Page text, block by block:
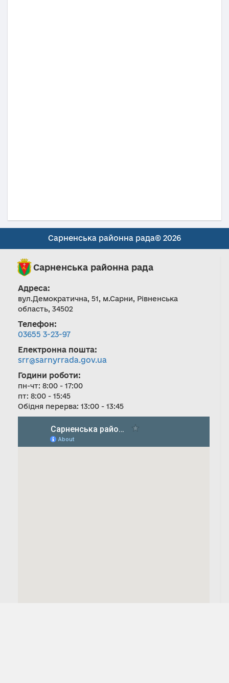
Сарненська районна рада© 2026
Сарненська районна рада
Адреса:
вул.Демократична, 51, м.Сарни, Рівненська
область, 34502
Телефон:
03655 3-23-97
Електронна пошта:
srr@sarnyrrada.gov.ua
Години роботи:
пн-чт: 8:00 - 17:00
пт: 8:00 - 15:45
Обідня перерва: 13:00 - 13:45